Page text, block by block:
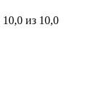
10,0 из 10,0